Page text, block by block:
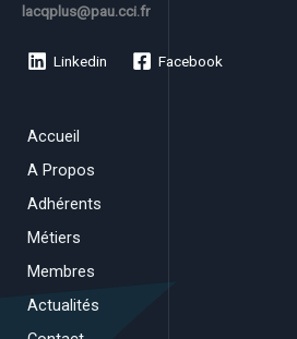
lacqplus@pau.cci.fr
Linkedin Facebook
Accueil
A Propos
Adhérents
Métiers
Membres
Actualités